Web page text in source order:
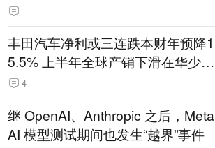
丰田汽车净利或三连跌本财年预降1
5.5% 上半年全球产销下滑在华少卖
14.3万辆
4
继 OpenAI、Anthropic 之后，Meta
AI 模型测试期间也发生“越界”事件